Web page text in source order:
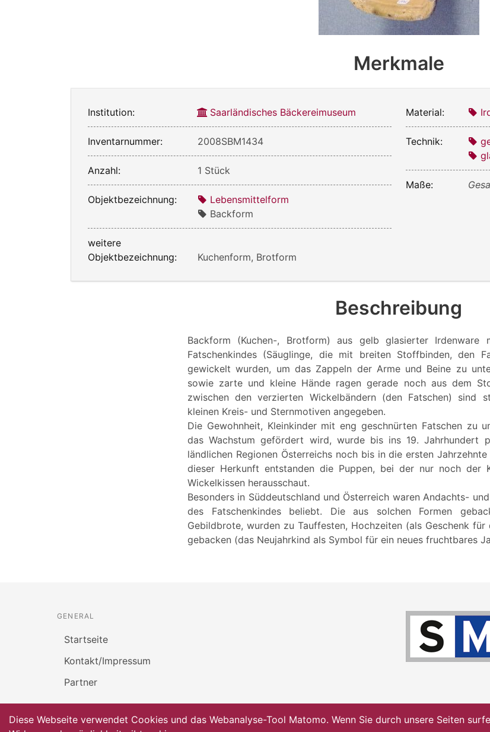
Merkmale
Institution: Saarländisches Bäckereimuseum
Inventarnummer: 2008SBM1434
Anzahl: 1 Stück
Objektbezeichnung:
Lebensmittelform
Backform
weitere
Objektbezeichnung:
Kuchenform, Brotform
Material:
Technik:
Maße:
Beschreibung
Backform (Kuchen-, Brotform) aus gelb glasierter Irdenware
Fatschenkindes (Säuglinge, die mit breiten Stoffbinden, den
gewickelt wurden, um das Zappeln der Arme und Beine zu
sowie zarte und kleine Hände ragen gerade noch aus dem
zwischen den verzierten Wickelbändern (den Fatschen) sind
kleinen Kreis- und Sternmotiven angegeben.
Die Gewohnheit, Kleinkinder mit eng geschnürten Fatschen zu
das Wachstum gefördert wird, wurde bis ins 19. Jahrhundert
ländlichen Regionen Österreichs noch bis in die ersten
dieser Herkunft entstanden die Puppen, bei der nur noch der
Wickelkissen herausschaut.
Besonders in Süddeutschland und Österreich waren Andachts-
des Fatschenkindes beliebt. Die aus solchen Formen
Gebildbrote, wurden zu Tauffesten, Hochzeiten (als Geschenk
gebacken (das Neujahrkind als Symbol für ein neues fruchtbares
GENERAL
Startseite
Kontakt/Impressum
Partner
Diese Webseite verwendet Cookies und das Webanalyse-Tool Matomo. Wenn Sie durch unsere Seiten